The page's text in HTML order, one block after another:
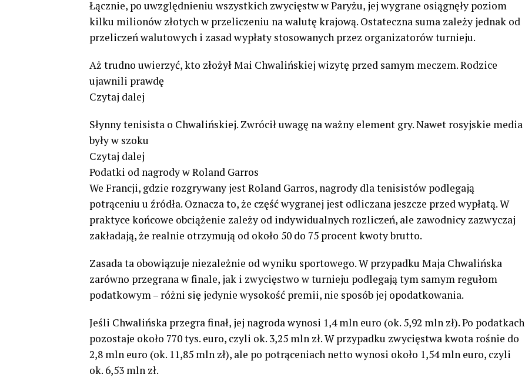
Łącznie, po uwzględnieniu wszystkich zwycięstw w Paryżu, jej wygrane osiągnęły poziom
kilku milionów złotych w przeliczeniu na walutę krajową. Ostateczna suma zależy jednak od
przeliczeń walutowych i zasad wypłaty stosowanych przez organizatorów turnieju.
Aż trudno uwierzyć, kto złożył Mai Chwalińskiej wizytę przed samym meczem. Rodzice
ujawnili prawdę
Czytaj dalej
Słynny tenisista o Chwalińskiej. Zwrócił uwagę na ważny element gry. Nawet rosyjskie media
były w szoku
Czytaj dalej
Podatki od nagrody w Roland Garros
We Francji, gdzie rozgrywany jest Roland Garros, nagrody dla tenisistów podlegają
potrąceniu u źródła. Oznacza to, że część wygranej jest odliczana jeszcze przed wypłatą. W
praktyce końcowe obciążenie zależy od indywidualnych rozliczeń, ale zawodnicy zazwyczaj
zakładają, że realnie otrzymują od około 50 do 75 procent kwoty brutto.
Zasada ta obowiązuje niezależnie od wyniku sportowego. W przypadku Maja Chwalińska
zarówno przegrana w finale, jak i zwycięstwo w turnieju podlegają tym samym regułom
podatkowym – różni się jedynie wysokość premii, nie sposób jej opodatkowania.
Jeśli Chwalińska przegra finał, jej nagroda wynosi 1,4 mln euro (ok. 5,92 mln zł). Po podatkach
pozostaje około 770 tys. euro, czyli ok. 3,25 mln zł. W przypadku zwycięstwa kwota rośnie do
2,8 mln euro (ok. 11,85 mln zł), ale po potrąceniach netto wynosi około 1,54 mln euro, czyli
ok. 6,53 mln zł.